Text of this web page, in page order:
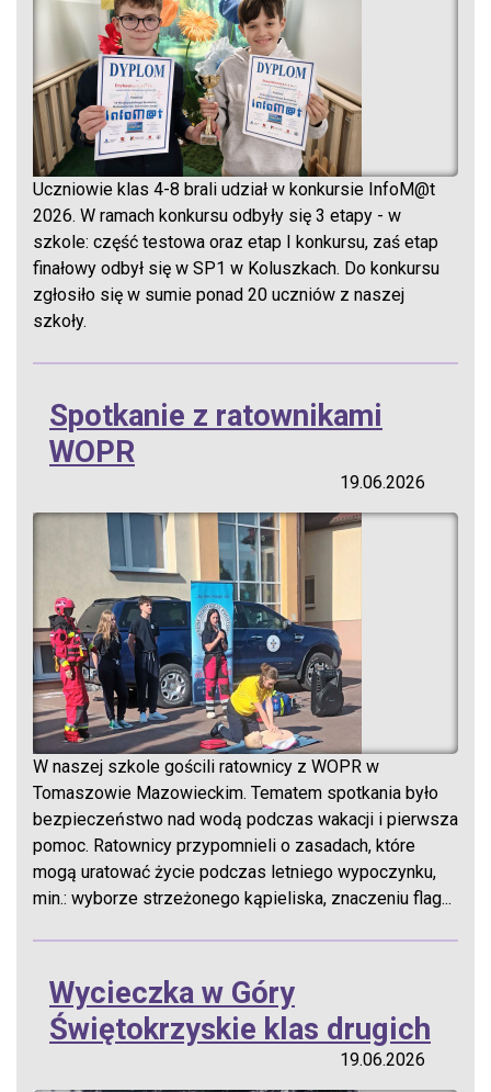
Uczniowie klas 4-8 brali udział w konkursie InfoM@t
2026. W ramach konkursu odbyły się 3 etapy - w
szkole: część testowa oraz etap I konkursu, zaś etap
finałowy odbył się w SP1 w Koluszkach. Do konkursu
zgłosiło się w sumie ponad 20 uczniów z naszej
szkoły.
Spotkanie z ratownikami
WOPR
19.06.2026
W naszej szkole gościli ratownicy z WOPR w
Tomaszowie Mazowieckim. Tematem spotkania było
bezpieczeństwo nad wodą podczas wakacji i pierwsza
pomoc. Ratownicy przypomnieli o zasadach, które
mogą uratować życie podczas letniego wypoczynku,
min.: wyborze strzeżonego kąpieliska, znaczeniu flag...
Wycieczka w Góry
Świętokrzyskie klas drugich
19.06.2026